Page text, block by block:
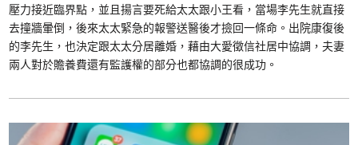
壓力接近臨界點，並且揚言要死給太太跟小王看，當場李先生就直接
去撞牆暈倒，後來太太緊急的報警送醫後才撿回一條命。出院康復後
的李先生，也決定跟太太分居離婚，藉由大愛徵信社居中協調，夫妻
兩人對於贍養費還有監護權的部分也都協調的很成功。